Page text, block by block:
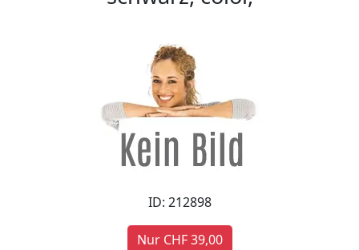
ID: 212898
Nur CHF 39,00